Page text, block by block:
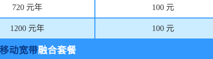
720 元年 100 元
1200 元年 100 元
移动宽带融合套餐